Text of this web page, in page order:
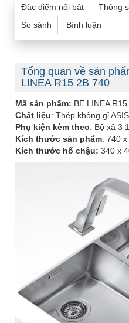
Đặc điểm nổi bật Thông
So sánh
Bình luận
Tổng quan về sản
LINEA R15 2B 740
Mã sản phẩm: BE LINEA
Chất liệu: Thép không gỉ
Phụ kiện kèm theo: Bộ xả 3
Kích thước sản phẩm: 740
Kích thước hố chậu: 340 x